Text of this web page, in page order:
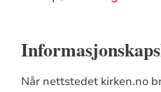
Når nettstedet kirken.no